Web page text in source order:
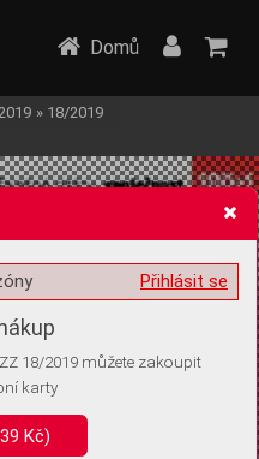
volitelných informací
ukládat žádné informace
Domů
» 18/2019
Přihlásit se
18/2019 můžete zakoupit
karty
Kč)